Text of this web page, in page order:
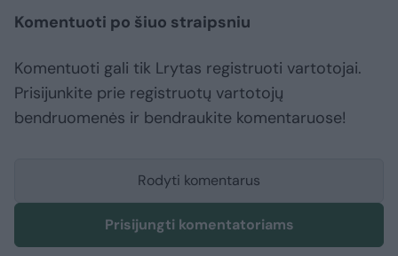
Komentuoti po šiuo straipsniu
Komentuoti gali tik Lrytas registruoti vartotojai.
Prisijunkite prie registruotų vartotojų
bendruomenės ir bendraukite komentaruose!
Rodyti komentarus
Prisijungti komentatoriams